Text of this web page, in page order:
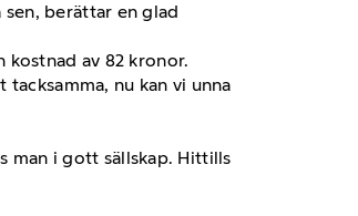
berättar en glad
kostnad av 82 kronor.
nu kan vi unna
man i gott sällskap. Hittills